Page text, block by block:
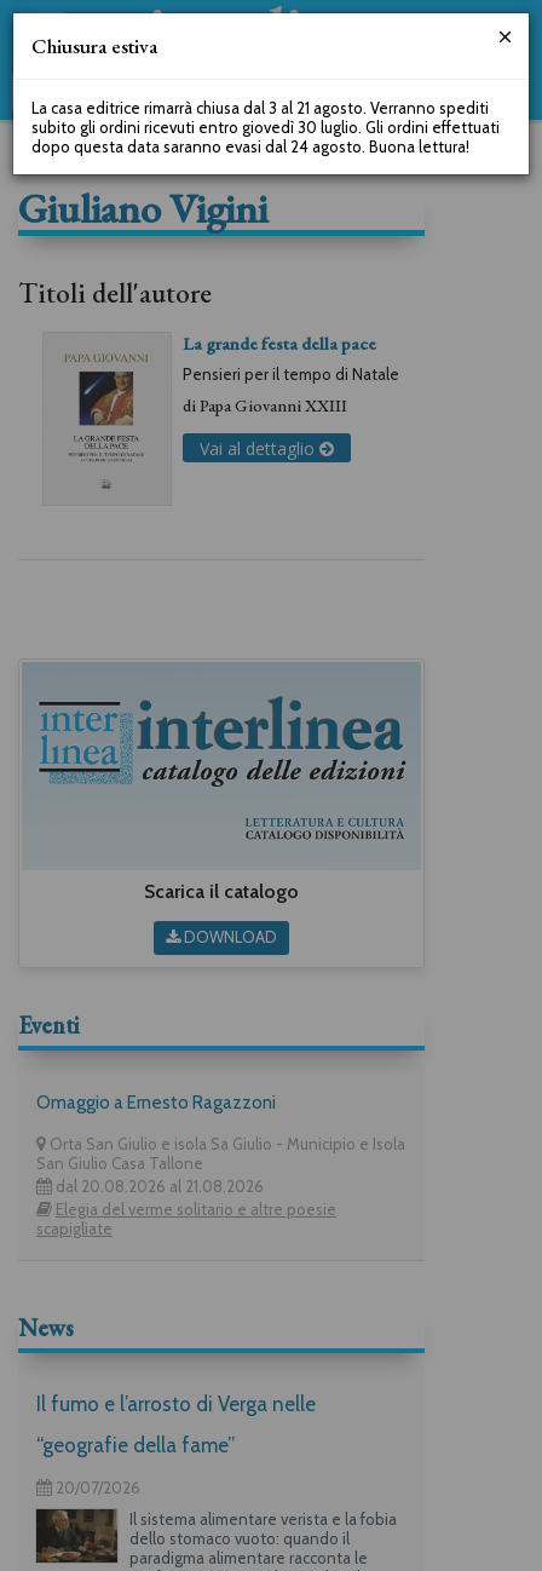
Giuliano Vigini
Titoli dell'autore
La grande festa della pace
Pensieri per il tempo di Natale
diPapa Giovanni XXIII
Vai al dettaglio
Scarica il catalogo
DOWNLOAD
Eventi
Omaggio a Ernesto Ragazzoni
Orta San Giulio e isola Sa Giulio - Municipio e Isola
San Giulio Casa Tallone
dal 20.08.2026 al 21.08.2026
Elegia del verme solitario e altre poesie
scapigliate
News
Il fumo e l’arrosto di Verga nelle
“geografie della fame”
20/07/2026
Il sistema alimentare verista e la fobia
dello stomaco vuoto: quando il
paradigma alimentare racconta le
Chiusura estiva
La casa editrice rimarrà chiusa dal 3 al 21 agosto. Verranno spediti
subito gli ordini ricevuti entro giovedì 30 luglio. Gli ordini effettuati
dopo questa data saranno evasi dal 24 agosto. Buona lettura!